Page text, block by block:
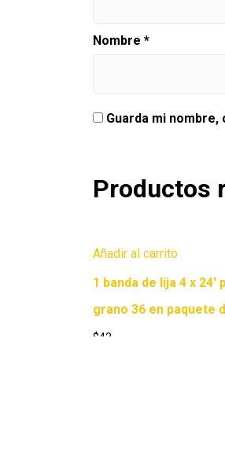
Nombre *
Guarda mi
Productos
Añadir al carrito
1 banda de lija 4 x 24′
grano 36 en paquete
$42